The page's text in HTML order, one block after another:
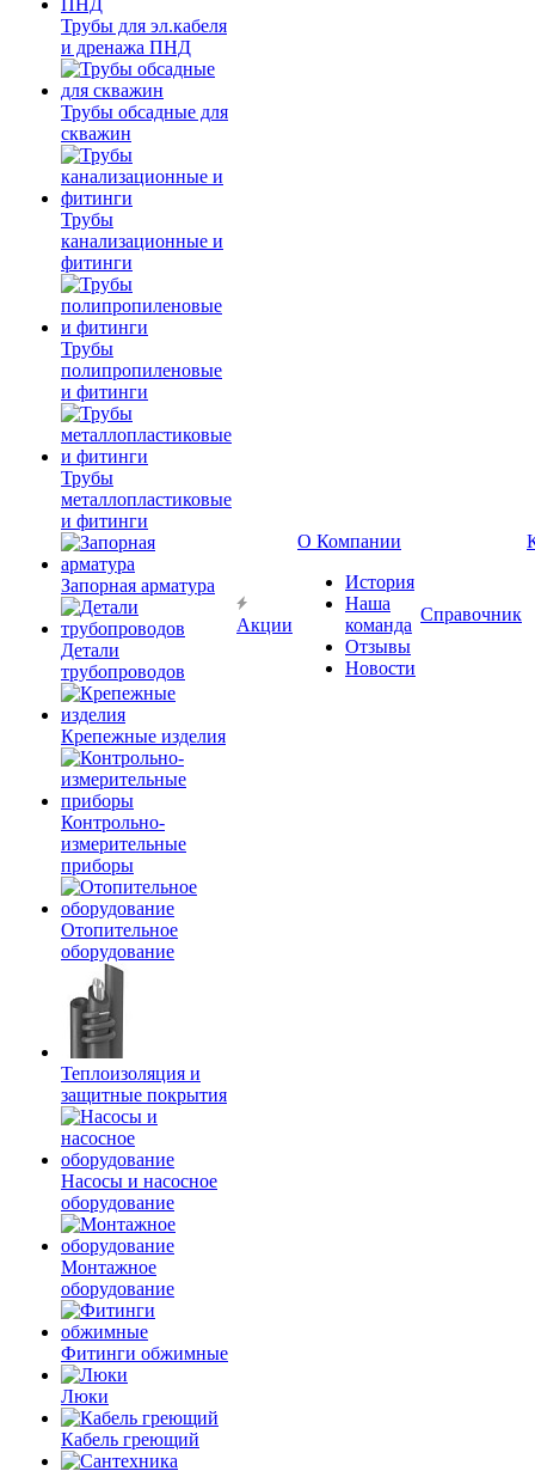
Трубы для эл.кабеля
и дренажа ПНД
Трубы обсадные для
скважин
Трубы
канализационные и
фитинги
Трубы
полипропиленовые
и фитинги
Трубы
металлопластиковые
и фитинги
Запорная арматура
Детали
трубопроводов
Крепежные изделия
Контрольно-
измерительные
приборы
Отопительное
оборудование
Теплоизоляция и
защитные покрытия
Насосы и насосное
оборудование
Монтажное
оборудование
Фитинги обжимные
Люки
Кабель греющий
Акции
О Компании
История
Наша
команда
Отзывы
Новости
Справочник